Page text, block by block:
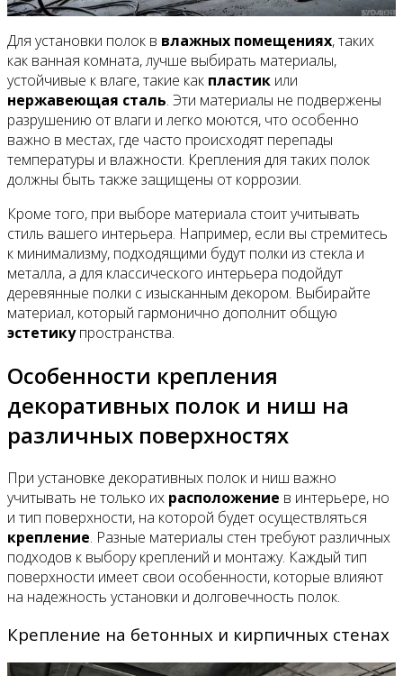
Для установки полок в влажных помещениях, таких
как ванная комната, лучше выбирать материалы,
устойчивые к влаге, такие как пластик или
нержавеющая сталь. Эти материалы не подвержены
разрушению от влаги и легко моются, что особенно
важно в местах, где часто происходят перепады
температуры и влажности. Крепления для таких полок
должны быть также защищены от коррозии.
Кроме того, при выборе материала стоит учитывать
стиль вашего интерьера. Например, если вы стремитесь
к минимализму, подходящими будут полки из стекла и
металла, а для классического интерьера подойдут
деревянные полки с изысканным декором. Выбирайте
материал, который гармонично дополнит общую
эстетикупространства.
Особенности крепления
декоративных полок и ниш на
различных поверхностях
При установке декоративных полок и ниш важно
учитывать не только их расположение в интерьере, но
и тип поверхности, на которой будет осуществляться
крепление. Разные материалы стен требуют различных
подходов к выбору креплений и монтажу. Каждый тип
поверхности имеет свои особенности, которые влияют
на надежность установки и долговечность полок.
Крепление на бетонных и кирпичных стенах